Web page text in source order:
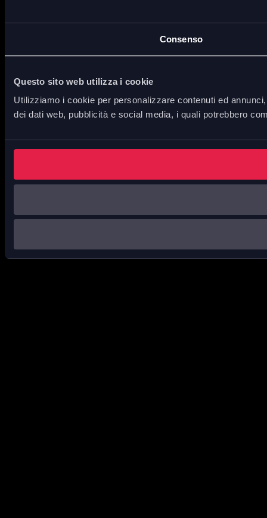
Consenso
Questo sito web utilizza i cookie
Utilizziamo i cookie per personalizzare contenuti ed
dei dati web, pubblicità e social media, i quali potrebbero